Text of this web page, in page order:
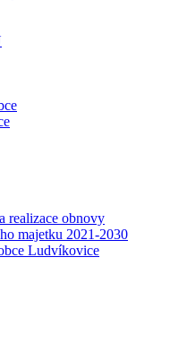
realizace obnovy
majetku 2021-2030
Ludvíkovice